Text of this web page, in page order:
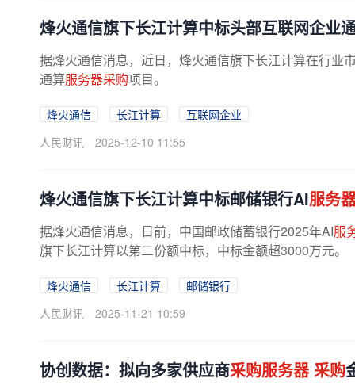
烽火通信旗下长江计算中标头部互联网企业
据烽火通信消息，近日，烽火通信旗下长江计算在行业
通算服务器采购项目。
烽火通信 长江计算
互联网企业
人民财讯
2025-12-10 11:55
烽火通信旗下长江计算中标邮储银行AI服务
据烽火通信消息，日前，中国邮政储蓄银行2025年AI服
旗下长江计算以第二份额中标，中标金额超3000万元。
烽火通信 长江计算
邮储银行
人民财讯
2025-11-21 10:59
协创数据：拟向多家供应商采购服务器 采购